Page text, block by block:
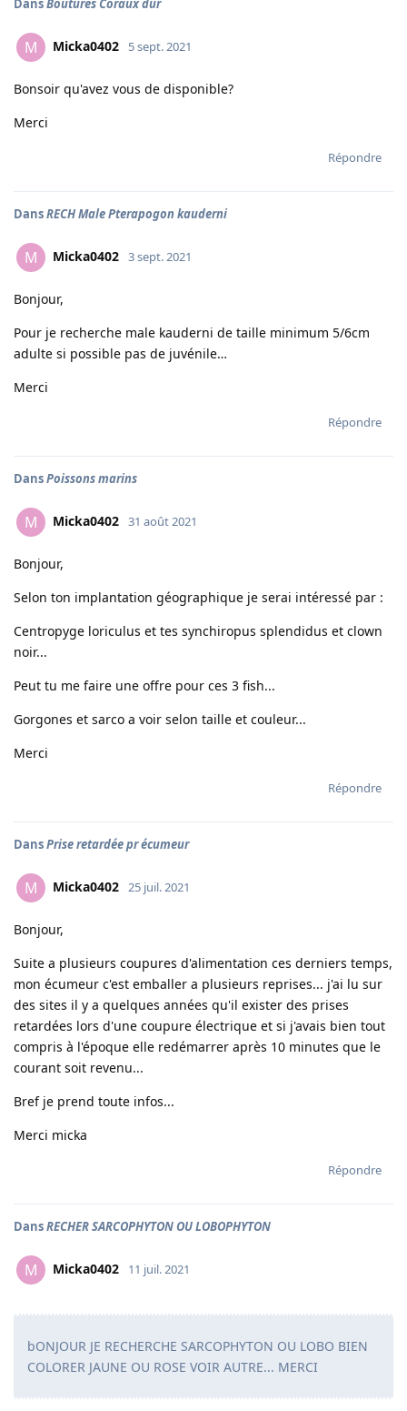
DansBoutures Coraux dur
M Micka0402 5 sept. 2021
Bonsoir qu'avez vous de disponible?
Merci
Répondre
DansRECH Male Pterapogon kauderni
M Micka0402 3 sept. 2021
Bonjour,
Pour je recherche male kauderni de taille minimum 5/6cm
adulte si possible pas de juvénile…
Merci
Répondre
DansPoissons marins
M Micka0402 31 août 2021
Bonjour,
Selon ton implantation géographique je serai intéressé par :
Centropyge loriculus et tes synchiropus splendidus et clown
noir...
Peut tu me faire une offre pour ces 3 fish...
Gorgones et sarco a voir selon taille et couleur...
Merci
Répondre
DansPrise retardée pr écumeur
M Micka0402 25 juil. 2021
Bonjour,
Suite a plusieurs coupures d'alimentation ces derniers temps,
mon écumeur c'est emballer a plusieurs reprises... j'ai lu sur
des sites il y a quelques années qu'il exister des prises
retardées lors d'une coupure électrique et si j'avais bien tout
compris à l'époque elle redémarrer après 10 minutes que le
courant soit revenu...
Bref je prend toute infos...
Merci micka
Répondre
DansRECHER SARCOPHYTON OU LOBOPHYTON
M Micka0402 11 juil. 2021
bONJOUR JE RECHERCHE SARCOPHYTON OU LOBO BIEN
COLORER JAUNE OU ROSE VOIR AUTRE... MERCI